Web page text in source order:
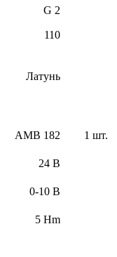
G 2
110
Латунь
АМВ 182 1 шт.
24 В
0-10 В
5 Hm